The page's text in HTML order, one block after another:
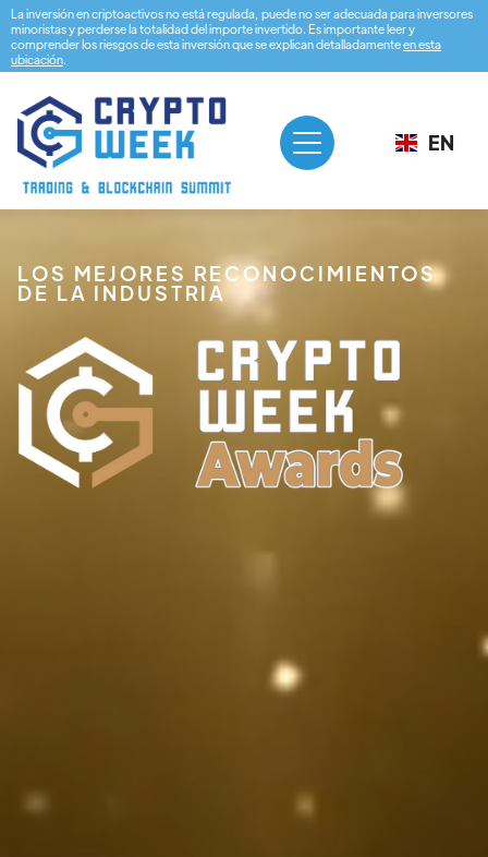
La inversión en criptoactivos no está regulada, puede no ser adecuada para inversores
minoristas y perderse la totalidad del importe invertido. Es importante leer y
comprender los riesgos de esta inversión que se explican detalladamenteen esta
ubicación.
EN
LOS MEJORES RECONOCIMIENTOS
DE LA INDUSTRIA